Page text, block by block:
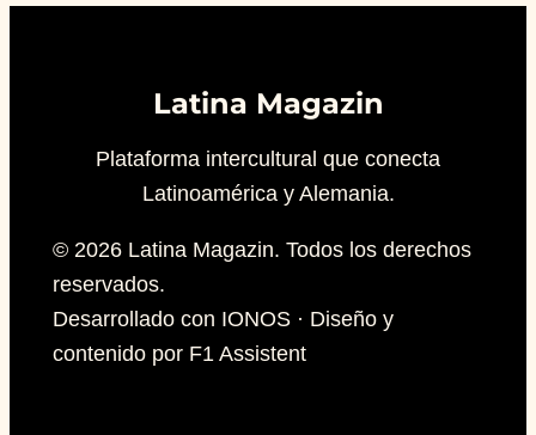
Latina Magazin
Plataforma intercultural que conecta
Latinoamérica y Alemania.
© 2026 Latina Magazin. Todos los derechos
reservados.
Desarrollado con IONOS · Diseño y
contenido por F1 Assistent